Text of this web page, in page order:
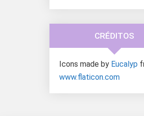
CRÉDITOS
Icons made by Eucalyp
www.flaticon.com